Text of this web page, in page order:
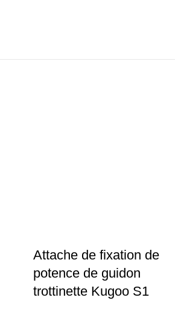
Attache de fixation de
potence de guidon
trottinette Kugoo S1